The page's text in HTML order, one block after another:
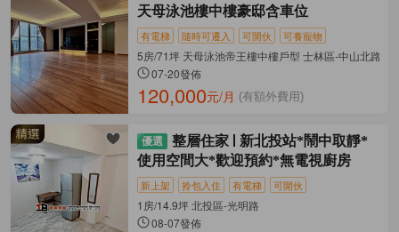
天母泳池樓中樓豪邸含車位
有電梯 隨時可遷入 可開伙 可養寵物
5房/71坪 天母泳池帝王樓中樓戶型 士林區-中山北路七
07-20發佈
120,000元/月 (有額外費用)
整層住家
新北投站*鬧中取靜*
使用空間大*歡迎預約*無電視廚房
新上架 拎包入住 有電梯 可開伙
1房/14.9坪 北投區-光明路
08-07發佈